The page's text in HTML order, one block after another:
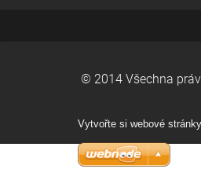
© 2014 Všechna
Vytvořte si webové